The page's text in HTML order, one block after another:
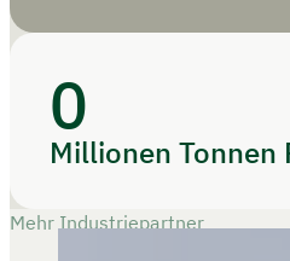
0
Millionen
Mehr Industriepartner